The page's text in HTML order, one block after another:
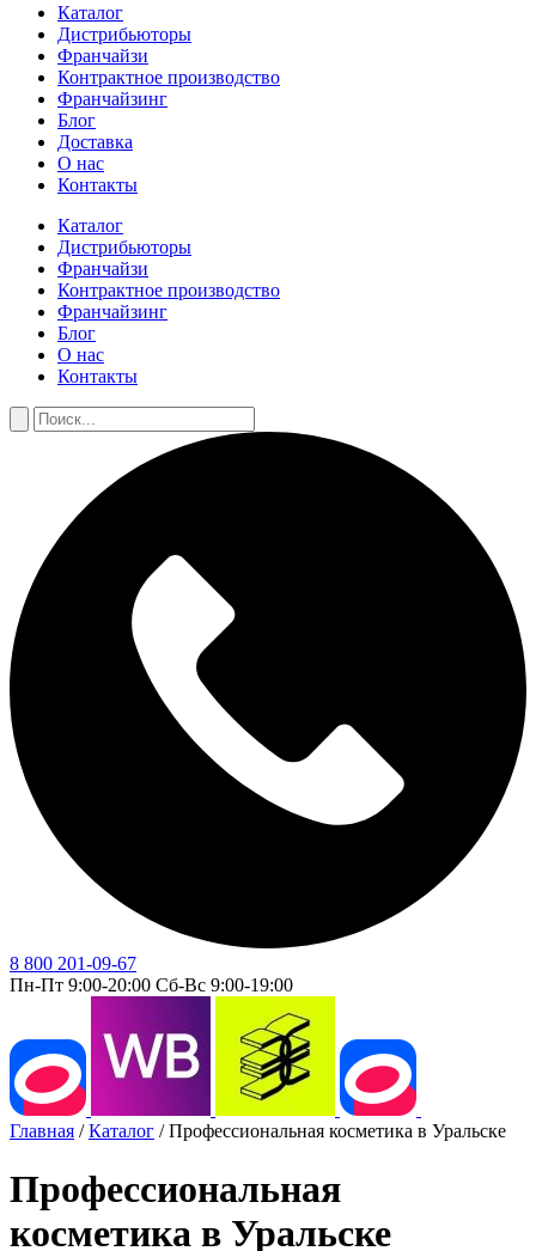
Каталог
Дистрибьюторы
Франчайзи
Контрактное производство
Франчайзинг
Блог
Доставка
О нас
Контакты
Каталог
Дистрибьюторы
Франчайзи
Контрактное производство
Франчайзинг
Блог
О нас
Контакты
8 800 201-09-67
Пн-Пт 9:00-20:00 Сб-Вс 9:00-19:00
Главная /Каталог /Профессиональная косметика в Уральске
Профессиональная
косметика в Уральске